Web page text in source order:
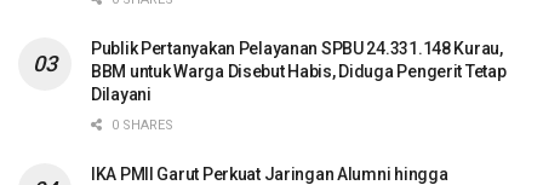
Publik Pertanyakan Pelayanan SPBU 24.331.148 Kurau,
BBM untuk Warga Disebut Habis, Diduga Pengerit Tetap
Dilayani
0 SHARES
IKA PMII Garut Perkuat Jaringan Alumni hingga